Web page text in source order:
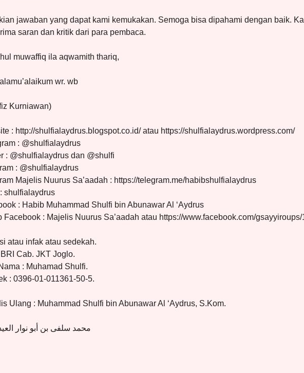
jawaban yang dapat kami kemukakan. Semoga bisa dipahami dengan baik.
saran dan kritik dari para pembaca.
muwaffiq ila aqwamith thariq,
wr. wb
Kurniawan)
: http://shulfialaydrus.blogspot.co.id/ atau https://shulfialaydrus.wordpress.com/
: @shulfialaydrus
: @shulfialaydrus dan @shulfi
: @shulfialaydrus
Majelis Nuurus Sa’aadah : https://telegram.me/habibshulfialaydrus
shulfialaydrus
: Habib Muhammad Shulfi bin Abunawar Al ‘Aydrus
Facebook : Majelis Nuurus Sa’aadah atau https://www.facebook.com/
atau infak atau sedekah.
Cab. JKT Joglo.
: Muhamad Shulfi.
: 0396-01-011361-50-5.
Ulang : Muhammad Shulfi bin Abunawar Al ‘Aydrus, S.Kom.
محمد سلفى بن أبو نوار